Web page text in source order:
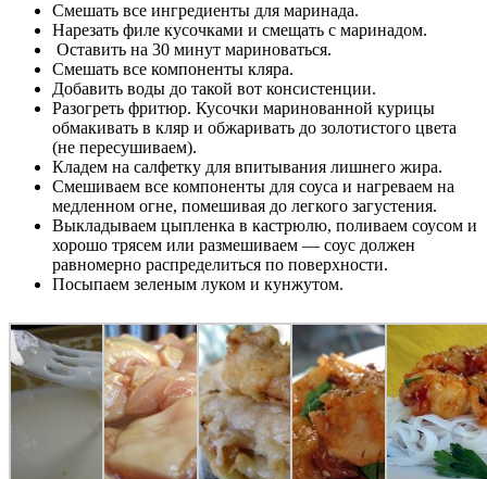
Смешать все ингредиенты для маринада.
Нарезать филе кусочками и смещать с маринадом.
Оставить на 30 минут мариноваться.
Смешать все компоненты кляра.
Добавить воды до такой вот консистенции.
Разогреть фритюр. Кусочки маринованной курицы
обмакивать в кляр и обжаривать до золотистого цвета
(не пересушиваем).
Кладем на салфетку для впитывания лишнего жира.
Смешиваем все компоненты для соуса и нагреваем на
медленном огне, помешивая до легкого загустения.
Выкладываем цыпленка в кастрюлю, поливаем соусом и
хорошо трясем или размешиваем — соус должен
равномерно распределиться по поверхности.
Посыпаем зеленым луком и кунжутом.